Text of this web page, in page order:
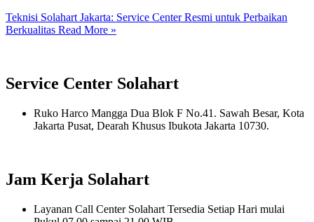
Teknisi Solahart Jakarta: Service Center Resmi untuk Perbaikan
Berkualitas Read More »
Service Center Solahart
Ruko Harco Mangga Dua Blok F No.41. Sawah Besar, Kota
Jakarta Pusat, Dearah Khusus Ibukota Jakarta 10730.
Jam Kerja Solahart
Layanan Call Center Solahart Tersedia Setiap Hari mulai